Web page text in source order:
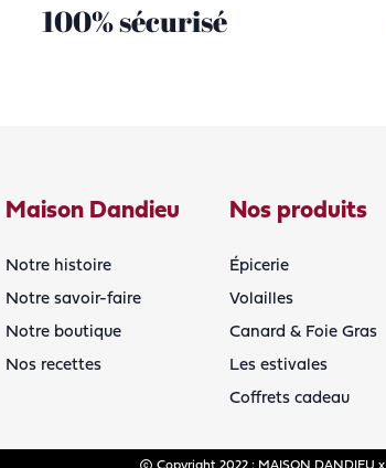
100% sécurisé
Maison Dandieu
Notre histoire
Notre savoir-faire
Notre boutique
Nos recettes
Nos produits
Épicerie
Volailles
Canard & Foie Gras
Les estivales
Coffrets cadeau
Copyright 2022 : MAISON DANDIEU x